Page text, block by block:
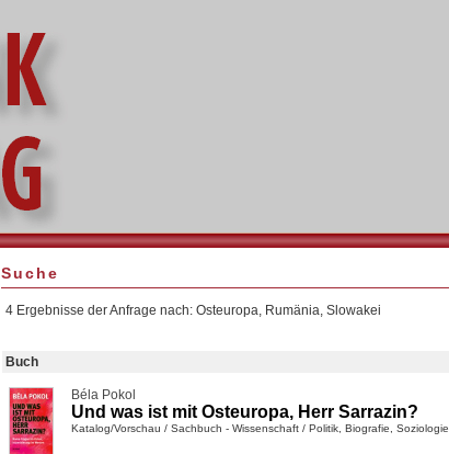
Suche
4 Ergebnisse der Anfrage nach: Osteuropa, Rumänia, Slowakei
Buch
Béla Pokol
Und was ist mit Osteuropa, Herr Sarrazin?
Katalog/Vorschau / Sachbuch - Wissenschaft / Politik, Biografie, Soziologie